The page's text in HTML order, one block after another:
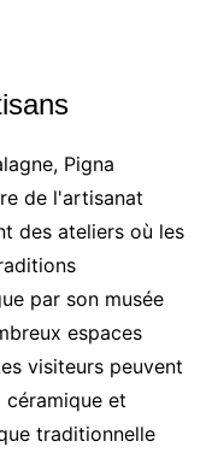
Pigna
de l'artisanat
des ateliers où les
par son musée
espaces
visiteurs peuvent
et
traditionnelle